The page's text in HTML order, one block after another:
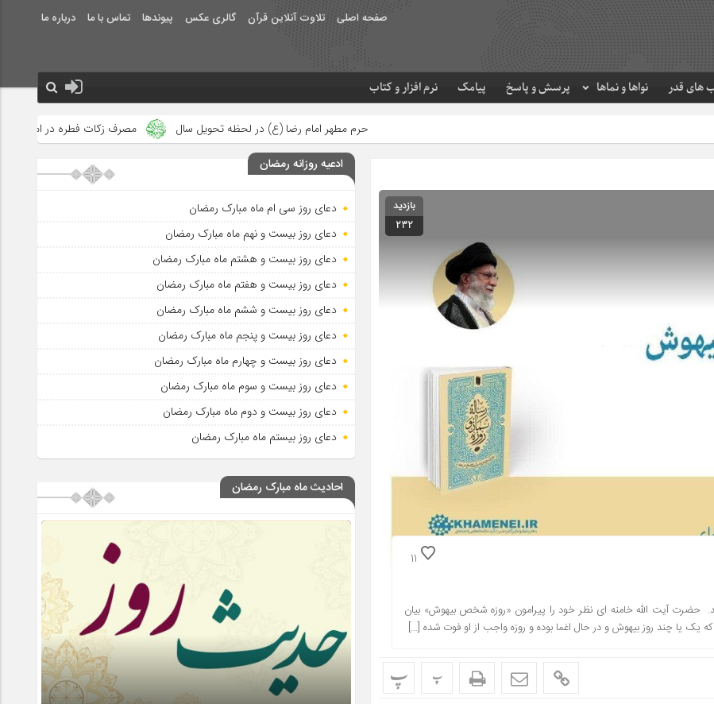
صفحه اصلی تلاوت آنلاین قرآن گالری عکس پیوندها تماس با ما درباره ما
های قدر نواها و نماها پرسش و پاسخ پیامک نرم افزار و کتاب
حرم مطهر امام رضا (ع) در لحظه تحویل سال مصرف زکات فطره در امور فرهنگی جلوه‌های
بازدید
232
11
حضرت آیت الله خامنه ای نظر خود را پیرامون «روزه شخص بیهوش» بیان
یا چند روز بیهوش و در حال اغما بوده و روزه واجب از او فوت شده […]
پ پ
ادعیه روزانه رمضان
دعای روز سی ام ماه مبارک رمضان
دعای روز بیست و نهم ماه مبارک رمضان
دعای روز بیست و هشتم ماه مبارک رمضان
دعای روز بیست و هفتم ماه مبارک رمضان
دعای روز بیست و ششم ماه مبارک رمضان
دعای روز بیست و پنجم ماه مبارک رمضان
دعای روز بیست و چهارم ماه مبارک رمضان
دعای روز بیست و سوم ماه مبارک رمضان
دعای روز بیست و دوم ماه مبارک رمضان
دعای روز بیستم ماه مبارک رمضان
احادیث ماه مبارک رمضان